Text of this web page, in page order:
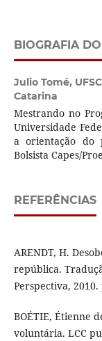
BIOGRAFIA
Julio Tomé,
Catarina
Mestrando no
Universidade
a orientação do
Bolsista Capes/
REFERÊNCIAS
ARENDT, H.
república.
Perspectiva, 2010.
BOÉTIE, Étienne
voluntária. LCC